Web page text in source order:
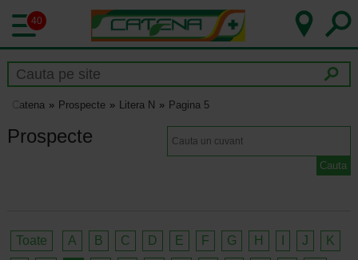
40
Catena Prospecte Litera N Pagina 5
Prospecte
Toate A B C D E F G H J
K